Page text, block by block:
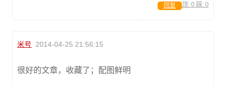
顶: 0 踩: 0
回复
米号 2014-04-25 21:56:15
很好的文章，收藏了；配图鲜明